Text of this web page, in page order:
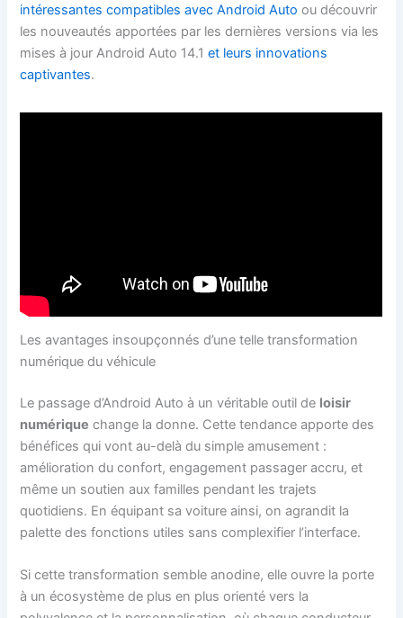
intéressantes compatibles avec Android Auto ou découvrir
les nouveautés apportées par les dernières versions via les
mises à jour Android Auto 14.1et leurs innovations
captivantes.
Les avantages insoupçonnés d’une telle transformation
numérique du véhicule
Le passage d’Android Auto à un véritable outil de loisir
numérique change la donne. Cette tendance apporte des
bénéfices qui vont au-delà du simple amusement :
amélioration du confort, engagement passager accru, et
même un soutien aux familles pendant les trajets
quotidiens. En équipant sa voiture ainsi, on agrandit la
palette des fonctions utiles sans complexifier l’interface.
Si cette transformation semble anodine, elle ouvre la porte
à un écosystème de plus en plus orienté vers la